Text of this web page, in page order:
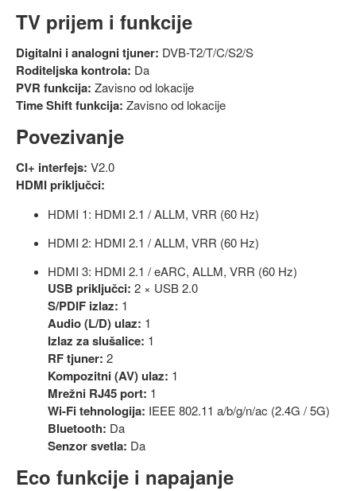
TV prijem i funkcije
Digitalni i analogni tjuner: DVB-T2/T/C/S2/S
Roditeljska kontrola: Da
PVR funkcija: Zavisno od lokacije
Time Shift funkcija: Zavisno od lokacije
Povezivanje
CI+ interfejs: V2.0
HDMI priključci:
HDMI 1: HDMI 2.1 / ALLM, VRR (60 Hz)
HDMI 2: HDMI 2.1 / ALLM, VRR (60 Hz)
HDMI 3: HDMI 2.1 / eARC, ALLM, VRR (60 Hz)
USB priključci: 2 × USB 2.0
S/PDIF izlaz: 1
Audio (L/D) ulaz: 1
Izlaz za slušalice: 1
RF tjuner: 2
Kompozitni (AV) ulaz: 1
Mrežni RJ45 port: 1
Wi-Fi tehnologija: IEEE 802.11 a/b/g/n/ac (2.4G / 5G)
Bluetooth: Da
Senzor svetla: Da
Eco funkcije i napajanje